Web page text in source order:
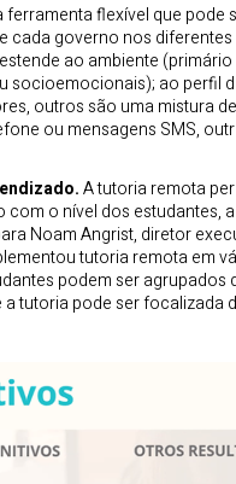
ferramenta flexível que pode
cada governo nos
ao ambiente
socioemocionais); ao perfil
outros são uma mistura
ou mensagens SMS,
A tutoria remota
o nível dos estudantes,
Noam Angrist, diretor
tutoria remota em
podem ser
tutoria pode ser focalizada